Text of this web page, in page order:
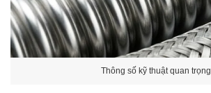
Thông số kỹ thuật quan trọng